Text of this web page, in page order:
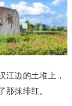
江边的土堆上，
那抹绯红。